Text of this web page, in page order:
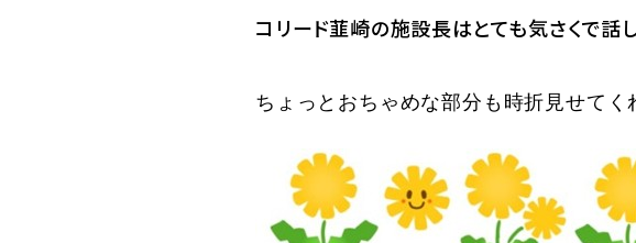
コリード韮崎の施設長はとても気さくで話し
ちょっとおちゃめな部分も時折見せてく